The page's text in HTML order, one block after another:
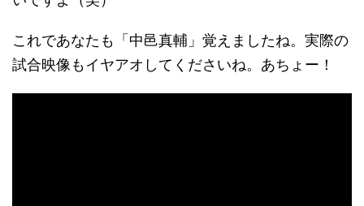
これであなたも「中邑真輔」覚えましたね。実際の
試合映像もイヤアオしてくださいね。あちょー！